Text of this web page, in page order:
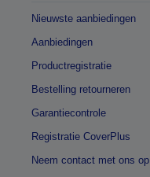
Nieuwste aanbiedingen
Aanbiedingen
Productregistratie
Bestelling retourneren
Garantiecontrole
Registratie CoverPlus
Neem contact met ons op